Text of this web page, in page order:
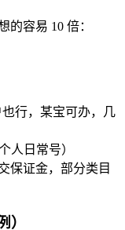
的容易 10 倍：
也行，某宝可办，几
人日常号）
保证金，部分类目
）